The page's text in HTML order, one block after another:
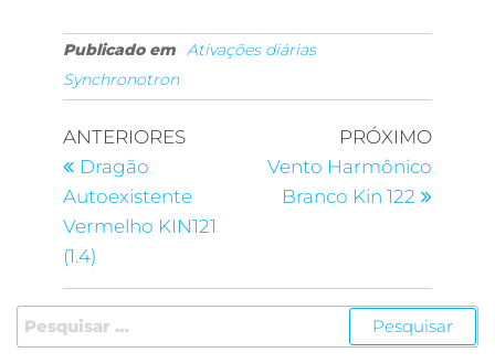
Publicado em Ativações diárias
Synchronotron
ANTERIORES
Dragão
Autoexistente
Vermelho KIN121
(1.4)
PRÓXIMO
Vento Harmônico
Branco Kin 122